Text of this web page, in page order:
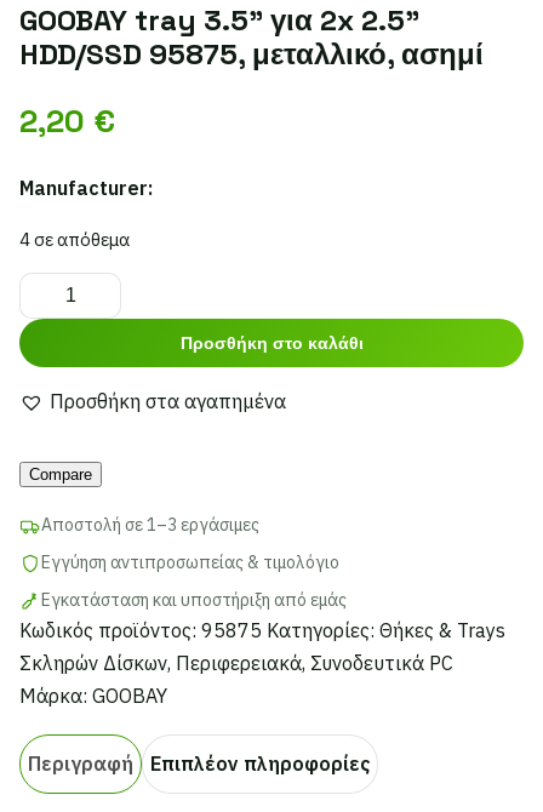
GOOBAY tray 3.5" για 2x 2.5"
HDD/SSD 95875, μεταλλικό, ασημί
2,20 €
Manufacturer:
4 σε απόθεμα
GOOBAY
tray
3.5"
2x
HDD/SSD
95875,
μεταλλικό,
ποσότητα
Προσθήκη στο καλάθι
Προσθήκη στα αγαπημένα
Compare
Αποστολή σε 1–3 εργάσιμες
Εγγύηση αντιπροσωπείας & τιμολόγιο
Εγκατάσταση και υποστήριξη από εμάς
Κωδικός προϊόντος: 95875 Κατηγορίες: Θήκες & Trays
Σκληρών Δίσκων, Περιφερειακά, Συνοδευτικά PC
Μάρκα: GOOBAY
Περιγραφή Επιπλέον πληροφορίες